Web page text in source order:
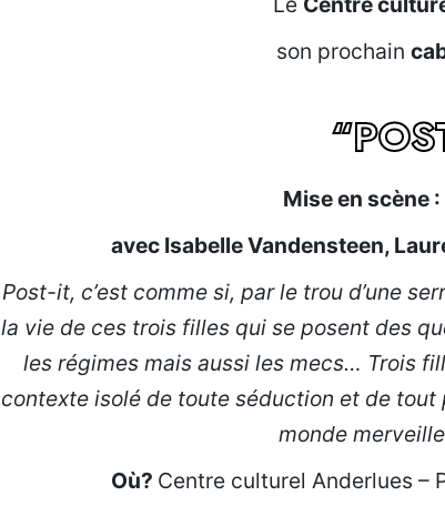
son prochain
Mise en scène
avec Isabelle Vandensteen,
Post-it, c’est comme si, par le trou d’une
la vie de ces trois filles qui se posent des
les régimes mais aussi les mecs… Trois
contexte isolé de toute séduction et de tout
monde
Où? Centre culturel Anderlues –